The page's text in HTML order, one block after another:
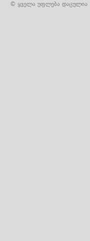
© ყველა უფლება დაცულია